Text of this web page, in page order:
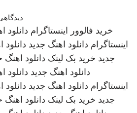
خرید فالوور اینستاگرام دانلود
اینستاگرام دانلود اهنگ جدید دانلود
جدید خرید بک لینک دانلود اهنگ
دانلود اهنگ جدید دانلود
اینستاگرام دانلود اهنگ جدید دانلود
جدید خرید بک لینک دانلود اهنگ